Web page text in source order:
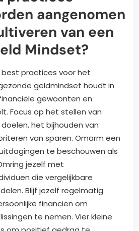
aangenomen
van een
Mindset?
practices voor het
geldmindset houdt in
gewoonten en
Focus op het stellen van
het bijhouden van
van sparen. Omarm een
te beschouwen als
jezelf met
die vergelijkbare
Blijf jezelf regelmatig
financiën om
te nemen. Vier kleine